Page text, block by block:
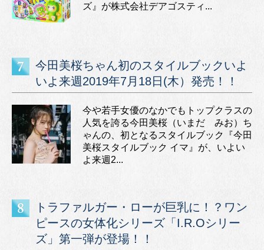
ズ』が株式会社デアゴスティ...
今田美桜ちゃん初のスタイルブックいよ
いよ来週2019年7月18日(木）発売！！
今や若手女優のなかでもトップクラスの
人気を誇る今田美桜（いまだ みお）ち
ゃんの、初となるスタイルブック『今田
美桜スタイルブック イマ』が、いよい
よ来週2...
トラファルガー・ローが巨乳に！？ワン
ピースの女体化シリーズ「I.R.Oシリー
ズ」第一弾が登場！！